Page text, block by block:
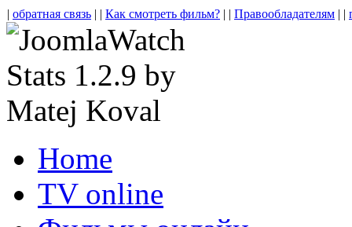
| обратная связь | | Как смотреть фильм? | | Правообладателям | |
Home
TV online